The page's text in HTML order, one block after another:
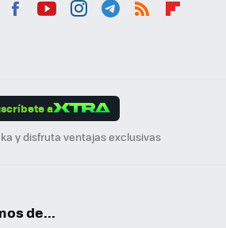
a
y disfruta ventajas exclusivas
de...